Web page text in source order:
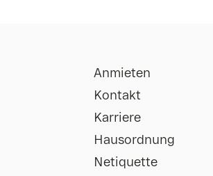
Anmieten
Kontakt
Karriere
Hausordnung
Netiquette